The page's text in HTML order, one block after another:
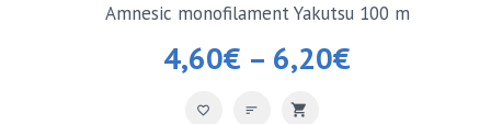
4,60€ – 6,20€
Amnesic monofilament Yakutsu 100 m